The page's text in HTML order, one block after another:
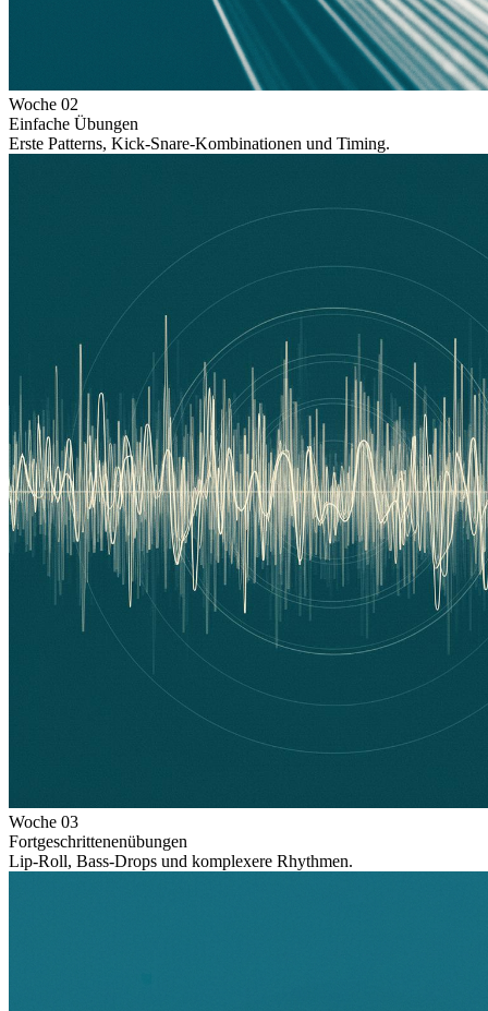
Woche 02
Einfache Übungen
Erste Patterns, Kick-Snare-Kombinationen und Timing.
Woche 03
Fortgeschrittenenübungen
Lip-Roll, Bass-Drops und komplexere Rhythmen.